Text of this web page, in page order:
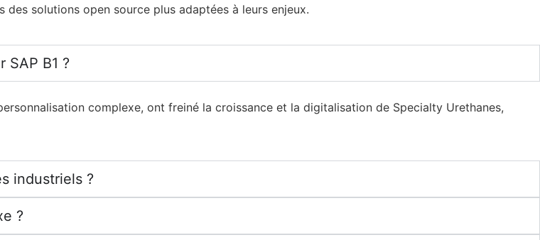
solutions open source plus adaptées à leurs enjeux.
B1 ?
complexe, ont freiné la croissance et la digitalisation de Specialty Urethanes,
industriels ?
?